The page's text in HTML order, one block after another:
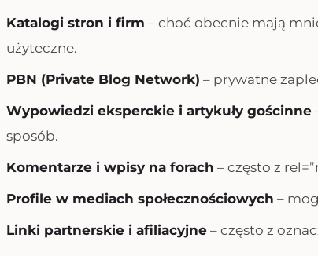
Katalogi stron i firm – choć obecnie mają
użyteczne.
PBN (Private Blog Network) – prywatne
Wypowiedzi eksperckie i artykuły gościnne
sposób.
Komentarze i wpisy na forach – często z
Profile w mediach społecznościowych –
Linki partnerskie i afiliacyjne – często z